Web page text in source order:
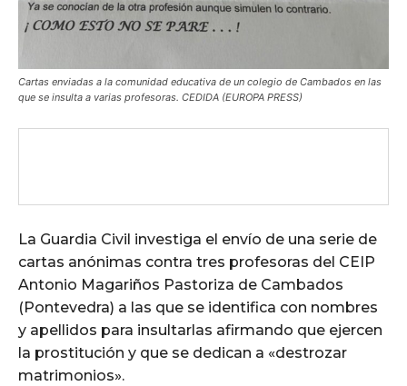
Cartas enviadas a la comunidad educativa de un colegio de Cambados en las
que se insulta a varias profesoras. CEDIDA (EUROPA PRESS)
La Guardia Civil investiga el envío de una serie de
cartas anónimas contra tres profesoras del CEIP
Antonio Magariños Pastoriza de Cambados
(Pontevedra) a las que se identifica con nombres
y apellidos para insultarlas afirmando que ejercen
la prostitución y que se dedican a «destrozar
matrimonios».